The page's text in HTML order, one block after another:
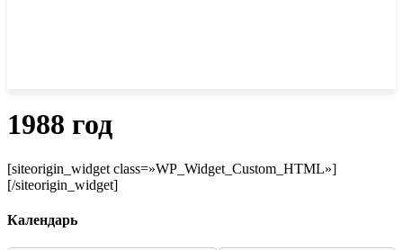
1988 год
[siteorigin_widget class=»WP_Widget_Custom_HTML»]
[/siteorigin_widget]
Календарь